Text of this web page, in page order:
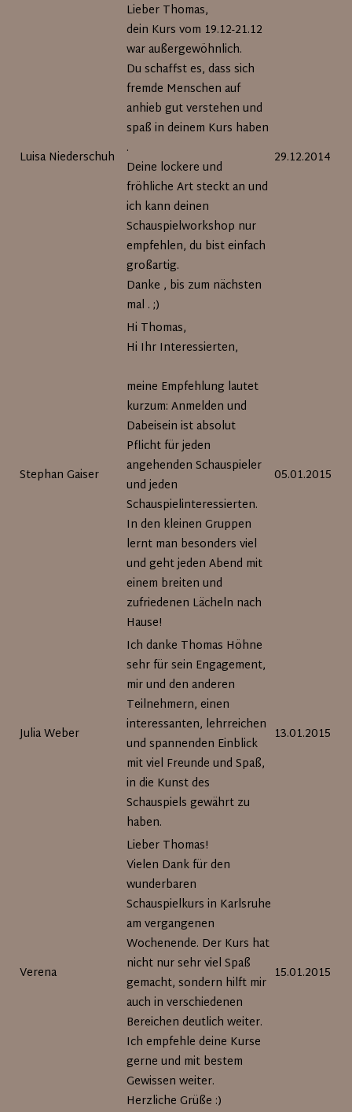
Luisa Niederschuh
Lieber Thomas,
dein Kurs vom 19.12-21.12
war außergewöhnlich.
Du schaffst es, dass sich
fremde Menschen auf
anhieb gut verstehen und
spaß in deinem Kurs haben
.
Deine lockere und
fröhliche Art steckt an und
ich kann deinen
Schauspielworkshop nur
empfehlen, du bist einfach
großartig.
Danke , bis zum nächsten
mal . ;)
29.12.2014
Stephan Gaiser
Hi Thomas,
Hi Ihr Interessierten,
meine Empfehlung lautet
kurzum: Anmelden und
Dabeisein ist absolut
Pflicht für jeden
angehenden Schauspieler
und jeden
Schauspielinteressierten.
In den kleinen Gruppen
lernt man besonders viel
und geht jeden Abend mit
einem breiten und
zufriedenen Lächeln nach
Hause!
05.01.2015
Julia Weber
Ich danke Thomas Höhne
sehr für sein Engagement,
mir und den anderen
Teilnehmern, einen
interessanten, lehrreichen
und spannenden Einblick
mit viel Freunde und Spaß,
in die Kunst des
Schauspiels gewährt zu
haben.
13.01.2015
Verena
Lieber Thomas!
Vielen Dank für den
wunderbaren
Schauspielkurs in Karlsruhe
am vergangenen
Wochenende. Der Kurs hat
nicht nur sehr viel Spaß
gemacht, sondern hilft mir
auch in verschiedenen
Bereichen deutlich weiter.
Ich empfehle deine Kurse
gerne und mit bestem
Gewissen weiter.
Herzliche Grüße :)
15.01.2015